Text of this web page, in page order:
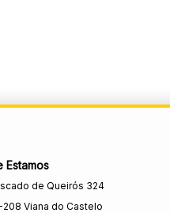
Estamos
de Queirós 324
Viana do Castelo